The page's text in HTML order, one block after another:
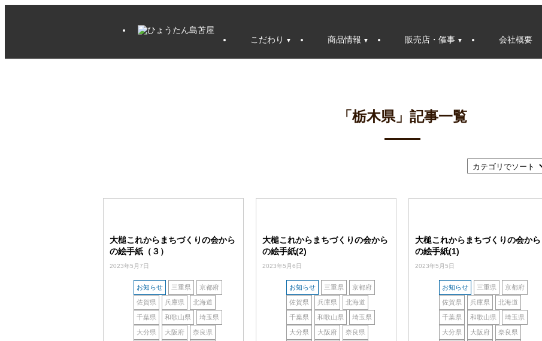
こだわり 商品情報 販売店・催事 会社概要
「栃木県」記事一覧
大槌これからまちづくりの会から
の絵手紙（３）
2023年5月7日
お知らせ 三重県 京都府
佐賀県 兵庫県 北海道
千葉県 和歌山県 埼玉県
大分県 大阪府 奈良県
大槌これからまちづくりの会から
の絵手紙(2)
2023年5月6日
お知らせ 三重県 京都府
佐賀県 兵庫県 北海道
千葉県 和歌山県 埼玉県
大分県 大阪府 奈良県
大槌これからまちづくりの会から
の絵手紙(1)
2023年5月5日
お知らせ 三重県 京都府
佐賀県 兵庫県 北海道
千葉県 和歌山県 埼玉県
大分県 大阪府 奈良県